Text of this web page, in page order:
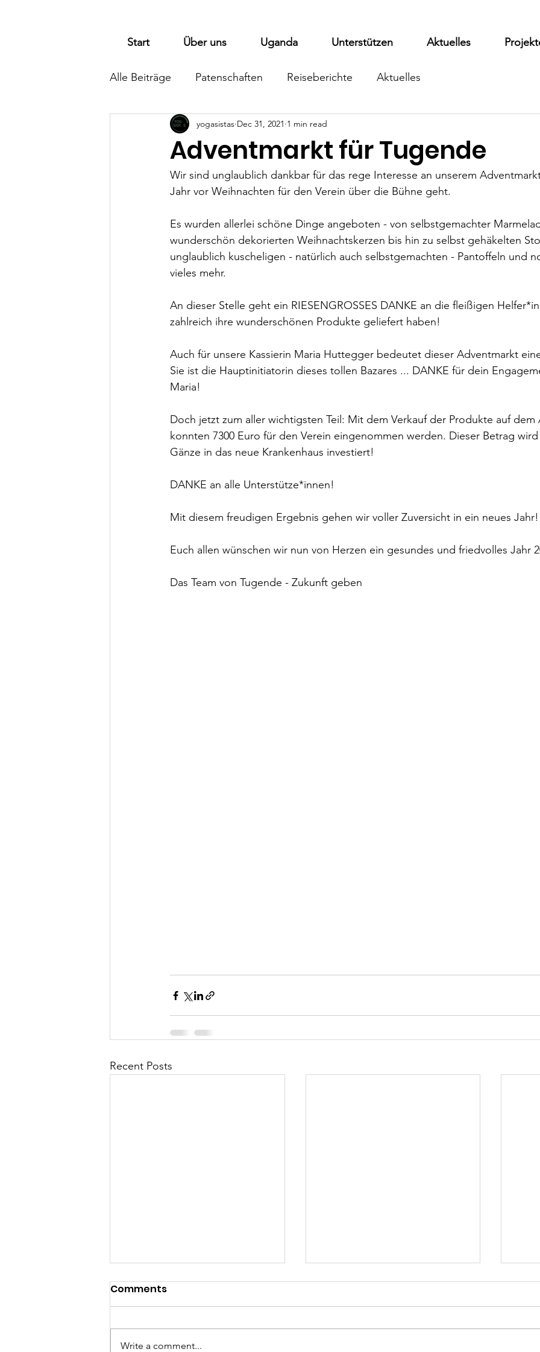
Start Über uns Uganda Unterstützen Aktuelles
Alle Beiträge Patenschaften Reiseberichte Aktuelles
Adventmarkt für Tugende
yogasistas Dec 31, 2021 1 min read
Wir sind unglaublich dankbar für das rege Interesse an unserem
Jahr vor Weihnachten für den Verein über die Bühne geht.
Es wurden allerlei schöne Dinge angeboten - von selbstgemachter
wunderschön dekorierten Weihnachtskerzen bis hin zu selbst gehäkelten
unglaublich kuscheligen - natürlich auch selbstgemachten - Pantoffeln und
vieles mehr.
An dieser Stelle geht ein RIESENGROSSES DANKE an die fleißigen
zahlreich ihre wunderschönen Produkte geliefert haben!
Auch für unsere Kassierin Maria Huttegger bedeutet dieser Adventmarkt
Sie ist die Hauptinitiatorin dieses tollen Bazares ... DANKE für dein
Maria!
Doch jetzt zum aller wichtigsten Teil: Mit dem Verkauf der Produkte auf
konnten 7300 Euro für den Verein eingenommen werden. Dieser Betrag
Gänze in das neue Krankenhaus investiert!
DANKE an alle Unterstütze*innen!
Mit diesem freudigen Ergebnis gehen wir voller Zuversicht in ein neues Jahr!
Euch allen wünschen wir nun von Herzen ein gesundes und friedvolles Jahr
Das Team von Tugende - Zukunft geben
Recent Posts
Comments
Write a comment...